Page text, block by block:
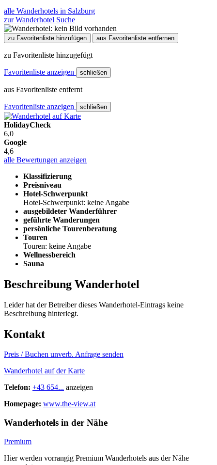
alle Wanderhotels in Salzburg
zur Wanderhotel Suche
zu Favoritenliste hinzufügen aus Favoritenliste entfernen
zu Favoritenliste hinzugefügt
Favoritenliste anzeigen schließen
aus Favoritenliste entfernt
Favoritenliste anzeigen schließen
HolidayCheck
6,0
Google
4,6
alle Bewertungen anzeigen
Klassifizierung
Preisniveau
Hotel-Schwerpunkt
Hotel-Schwerpunkt: keine Angabe
ausgebildeter Wanderführer
geführte Wanderungen
persönliche Tourenberatung
Touren
Touren: keine Angabe
Wellnessbereich
Sauna
Beschreibung Wanderhotel
Leider hat der Betreiber dieses Wanderhotel-Eintrags keine
Beschreibung hinterlegt.
Kontakt
Preis / Buchen unverb. Anfrage senden
Wanderhotel auf der Karte
Telefon: +43 654... anzeigen
Homepage: www.the-view.at
Wanderhotels in der Nähe
Premium
Hier werden vorrangig Premium Wanderhotels aus der Nähe